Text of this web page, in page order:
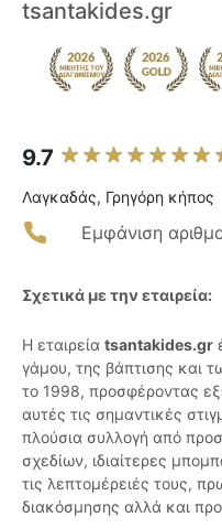
tsantakides.gr
9.7
Λαγκαδάς, Γρηγόρη κήπος
Εμφάνιση
Σχετικά με την εταιρεία:
Η εταιρεία tsantakides.gr
γάμου, της βάπτισης και
το 1998, προσφέροντας
αυτές τις σημαντικές
πλούσια συλλογή από
σχεδίων, ιδιαίτερες
τις λεπτομέρειές τους,
διακόσμησης αλλά και